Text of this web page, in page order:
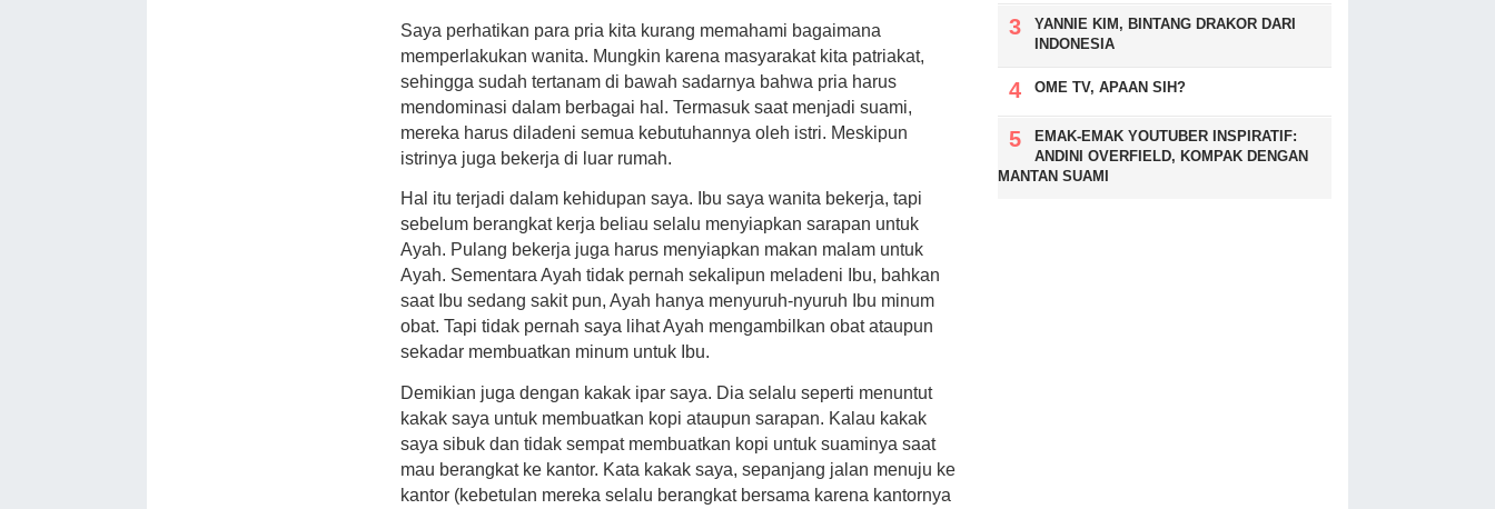
Saya perhatikan para pria kita kurang memahami bagaimana
memperlakukan wanita. Mungkin karena masyarakat kita patriakat,
sehingga sudah tertanam di bawah sadarnya bahwa pria harus
mendominasi dalam berbagai hal. Termasuk saat menjadi suami,
mereka harus diladeni semua kebutuhannya oleh istri. Meskipun
istrinya juga bekerja di luar rumah.
Hal itu terjadi dalam kehidupan saya. Ibu saya wanita bekerja, tapi
sebelum berangkat kerja beliau selalu menyiapkan sarapan untuk
Ayah. Pulang bekerja juga harus menyiapkan makan malam untuk
Ayah. Sementara Ayah tidak pernah sekalipun meladeni Ibu, bahkan
saat Ibu sedang sakit pun, Ayah hanya menyuruh-nyuruh Ibu minum
obat. Tapi tidak pernah saya lihat Ayah mengambilkan obat ataupun
sekadar membuatkan minum untuk Ibu.
Demikian juga dengan kakak ipar saya. Dia selalu seperti menuntut
kakak saya untuk membuatkan kopi ataupun sarapan. Kalau kakak
saya sibuk dan tidak sempat membuatkan kopi untuk suaminya saat
mau berangkat ke kantor. Kata kakak saya, sepanjang jalan menuju ke
kantor (kebetulan mereka selalu berangkat bersama karena kantornya
YANNIE KIM, BINTANG DRAKOR DARI
INDONESIA
OME TV, APAAN SIH?
EMAK-EMAK YOUTUBER INSPIRATIF:
ANDINI OVERFIELD, KOMPAK DENGAN
MANTAN SUAMI